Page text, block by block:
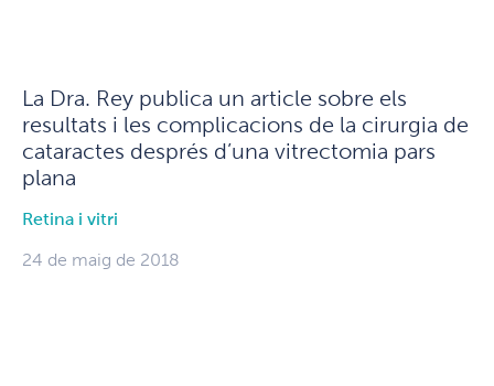
La Dra. Rey publica un article sobre els
resultats i les complicacions de la cirurgia de
cataractes després d’una vitrectomia pars
plana
Retina i vitri
24 de maig de 2018